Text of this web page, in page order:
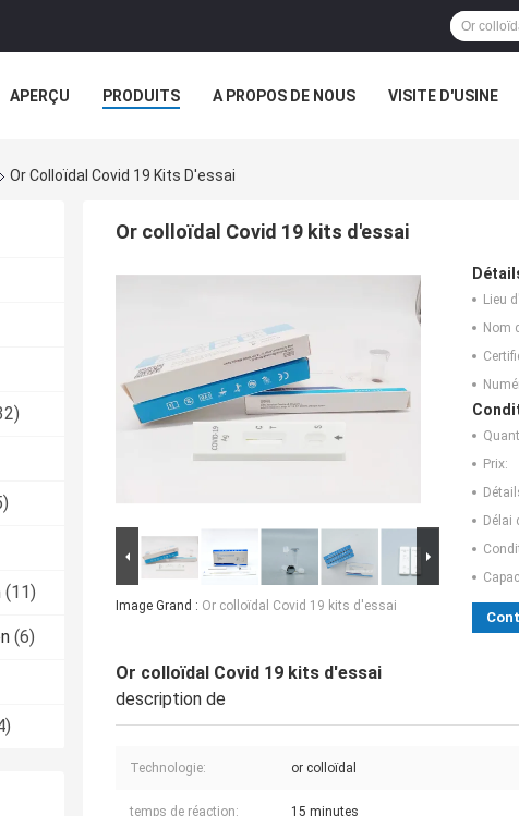
APERÇU PRODUITS A PROPOS DE NOUS VISITE D'USINE
Or Colloïdal Covid 19 Kits D'essai
(11)
(6)
Or colloïdal Covid 19 kits d'essai
Image Grand : Or colloïdal Covid 19 kits d'essai
Lieu
Nom
Prix:
Délai
Or colloïdal Covid 19 kits d'essai
description de
Technologie: or colloïdal
temps de réaction: 15 minutes